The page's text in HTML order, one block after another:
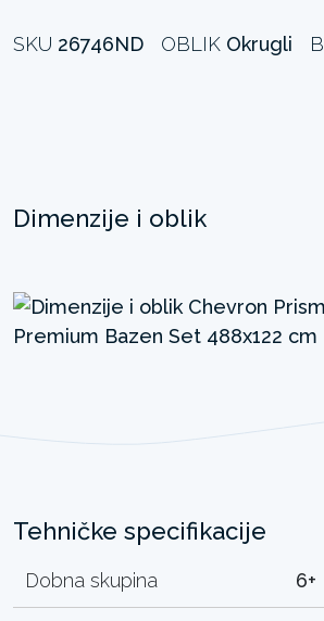
SKU 26746ND OBLIK Okrugli
Dimenzije i oblik
Tehničke specifikacije
Dobna skupina 6+